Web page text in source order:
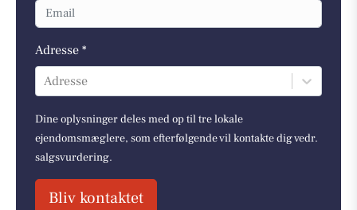
Adresse *
Adresse
Dine oplysninger deles med op til tre lokale
ejendomsmæglere, som efterfølgende vil kontakte dig vedr.
salgsvurdering.
Bliv kontaktet